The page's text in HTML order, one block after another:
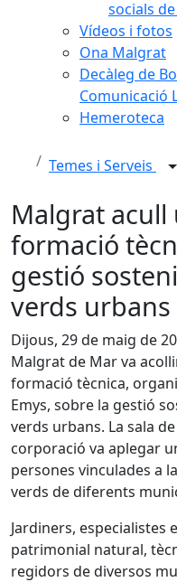
socials
Vídeos i fotos
Ona Malgrat
Decàleg de
Comunicació
Hemeroteca
Temes i Serveis
Malgrat acull
formació
gestió
verds urbans
Dijous, 29 de maig de
Malgrat de Mar va
formació tècnica,
Emys, sobre la gestió
verds urbans. La sala
corporació va aplegar
persones vinculades a
verds de diferents
Jardiners, especialistes
patrimonial natural,
regidors de diversos